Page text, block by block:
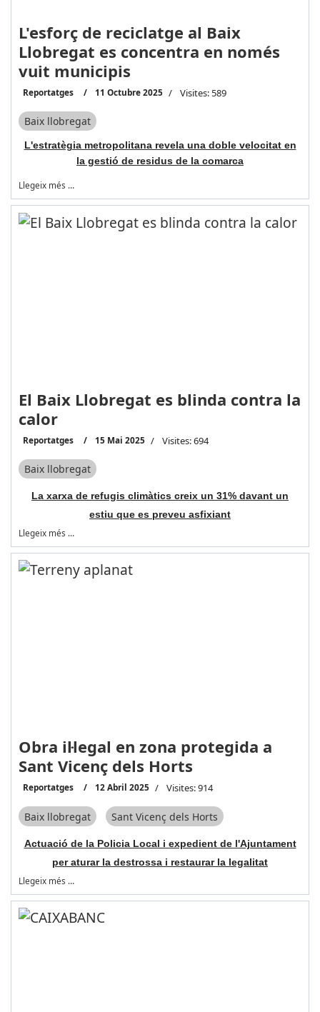
L'esforç de reciclatge al Baix
Llobregat es concentra en només
vuit municipis
Reportatges 11 Octubre 2025 Visites: 589
Baix llobregat
L'estratègia metropolitana revela una doble velocitat en
la gestió de residus de la comarca
Llegeix més …
El Baix Llobregat es blinda contra la
calor
Reportatges 15 Mai 2025 Visites: 694
Baix llobregat
La xarxa de refugis climàtics creix un 31% davant un
estiu que es preveu asfixiant
Llegeix més …
Obra il·legal en zona protegida a
Sant Vicenç dels Horts
Reportatges 12 Abril 2025 Visites: 914
Baix llobregat Sant Vicenç dels Horts
Actuació de la Policia Local i expedient de l'Ajuntament
per aturar la destrossa i restaurar la legalitat
Llegeix més …